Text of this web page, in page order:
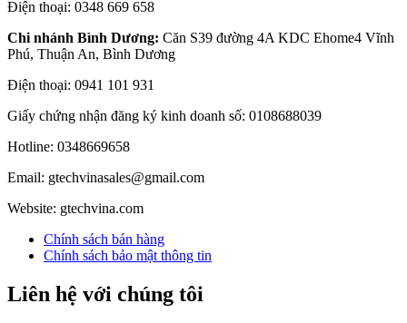
Điện thoại: 0348 669 658
Chi nhánh Bình Dương: Căn S39 đường 4A KDC Ehome4 Vĩnh
Phú, Thuận An, Bình Dương
Điện thoại: 0941 101 931
Giấy chứng nhận đăng ký kinh doanh số: 0108688039
Hotline: 0348669658
Email: gtechvinasales@gmail.com
Website: gtechvina.com
Chính sách bán hàng
Chính sách bảo mật thông tin
Liên hệ với chúng tôi